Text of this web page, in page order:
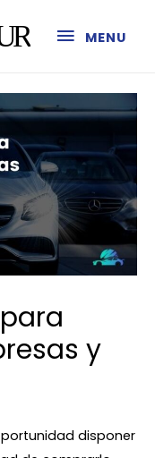
MENU
y
disponer